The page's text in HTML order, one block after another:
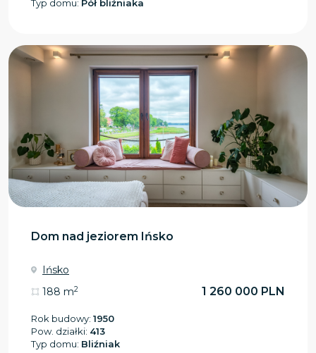
Typ domu: Pół bliźniaka
Dom nad jeziorem Ińsko
Ińsko
188 m2 1 260 000 PLN
Rok budowy: 1950
Pow. działki: 413
Typ domu: Bliźniak